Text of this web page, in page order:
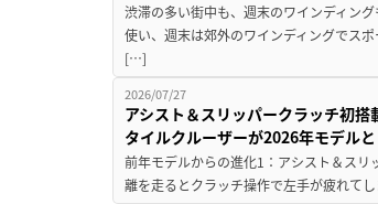
渋滞の多い街中も、週末のワインディン
使い、週末は郊外のワインディングでス
[…]
2026/07/27
アシスト＆スリッパークラッチ初
タイルクルーザーが2026年モデル
前年モデルからの進化1：アシスト＆ス
離を走るとクラッチ操作で左手が疲れて